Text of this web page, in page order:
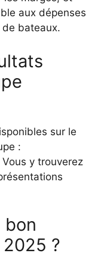
aux dépenses
de bateaux.
sur le
:
y trouverez
bon
?